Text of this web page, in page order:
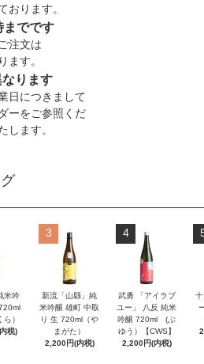
おります。
までです
注文は
ます。
ります
日につきまして
ーをご参照くだ
します。
米吟
ら）
税)
3
新流「山縣」純
米吟醸 雄町 中取
り 生 720ml（や
まがた）
2,200円(内税)
4
武勇 「アイラブ
ユー」 八反 純米
吟醸 720ml (ぶ
ゆう）【CWS】
2,200円(内税)